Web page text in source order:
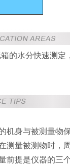
的水分快速测
机身与被测量物
测量被测物时，
前提是仪器的三